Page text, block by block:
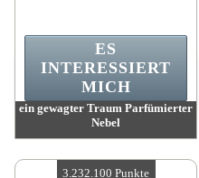
ein gewagter Traum Parfümierter
Nebel
Verfügbare Menge:4
ES
INTERESSIERT
MICH
3.232.100 Punkte